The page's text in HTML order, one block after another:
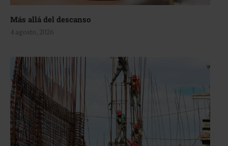
Más allá del descanso
4 agosto, 2026